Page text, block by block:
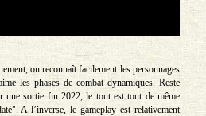
on reconnaît facilement les personnages
les phases de combat dynamiques. Reste
une sortie fin 2022, le tout est tout de même
A l’inverse, le gameplay est relativement